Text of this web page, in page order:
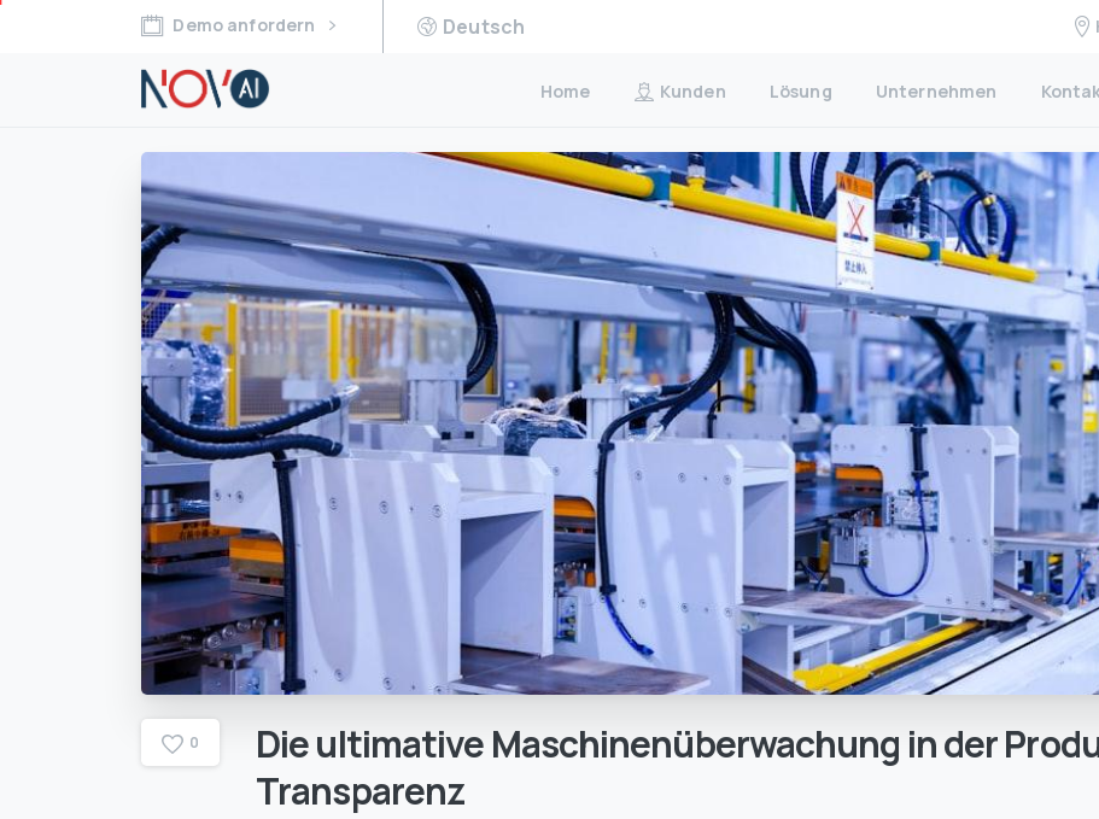
Demo anfordern Deutsch
Home Kunden Lösung Unternehmen
0 DieultimativeMaschinenüberwachung inder
Transparenz